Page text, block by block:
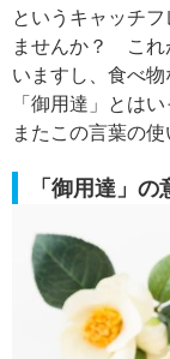
というキャッチ
ませんか？ これ
いますし、食べ
「御用達」とは
またこの言葉の
「御用達」